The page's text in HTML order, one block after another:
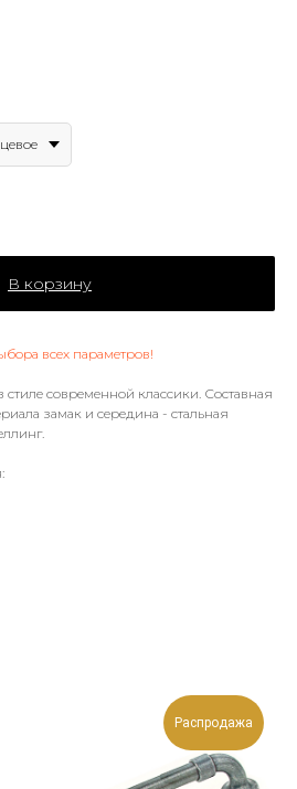
В корзину
всех параметров!
современной классики. Составная
замак и середина - стальная
Распродажа